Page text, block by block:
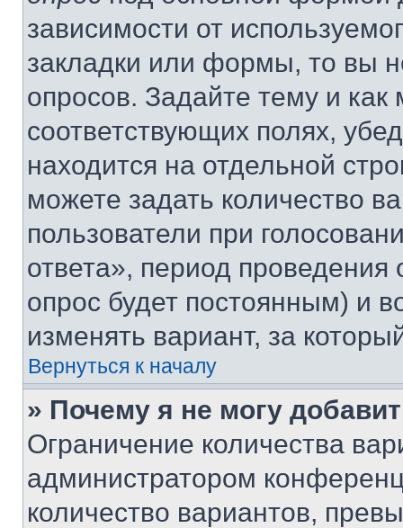
зависимости от
закладки или формы, то вы
опросов. Задайте тему и
соответствующих полях,
находится на отдельной
можете задать количество
пользователи при
ответа», период проведения
опрос будет постоянным) и
изменять вариант, за
Вернуться к началу
» Почему я не могу
Ограничение количества
администратором
количество вариантов,